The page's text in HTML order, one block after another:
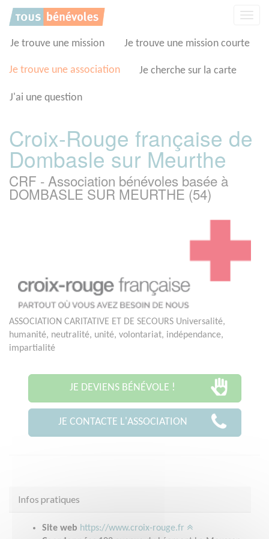
Je trouve une mission Je trouve une mission courte
Je trouve une association Je cherche sur la carte
J'ai une question
Croix-Rouge française de
Dombasle sur Meurthe
CRF - Association bénévoles basée à
DOMBASLE SUR MEURTHE (54)
ASSOCIATION CARITATIVE ET DE SECOURS Universalité,
humanité, neutralité, unité, volontariat, indépendance,
impartialité
JE DEVIENS BÉNÉVOLE !
JE CONTACTE L'ASSOCIATION
Infos pratiques
Site web https://www.croix-rouge.fr
Panneau de gestion des cookies